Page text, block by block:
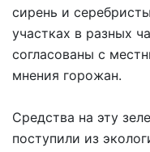
сирень и
участках в разных
согласованы с
мнения горожан.
Средства на эту
поступили из